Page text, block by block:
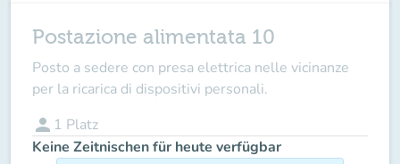
Postazione alimentata 10
Posto a sedere con presa elettrica nelle vicinanze
per la ricarica di dispositivi personali.
person 1 Platz
Keine Zeitnischen für heute verfügbar